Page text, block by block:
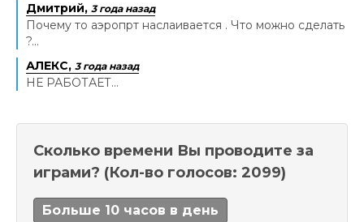
Дмитрий, 3 года назад
Почему то аэропрт наслаивается . Что можно сделать
?...
АЛЕКС, 3 года назад
НЕ РАБОТАЕТ...
Сколько времени Вы проводите за
играми? (Кол-во голосов: 2099)
Больше 10 часов в день